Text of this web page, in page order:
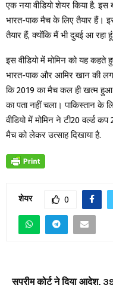
एक नया वीडियो शेयर किया है.
भारत-पाक मैच के लिए तैयार हैं।
तैयार हैं, क्योंकि मैं भी दुबई आ रहा हूं.
इस वीडियो में मोमिन को यह कहते
भारत-पाक और आमिर खान की
कि 2019 का मैच कल ही खत्म
का पता नहीं चला। पाकिस्तान के
वीडियो में मोमिन ने टी20 वर्ल्ड
मैच को लेकर उत्साह दिखाया है.
शेयर 0
सु्प्रीम कोर्ट ने दिया आदेश,